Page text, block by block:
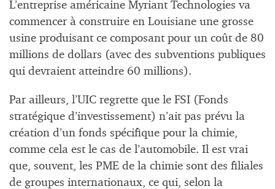
L’entreprise américaine Myriant Technologies va
commencer à construire en Louisiane une grosse
usine produisant ce composant pour un coût de 80
millions de dollars (avec des subventions publiques
qui devraient atteindre 60 millions).
Par ailleurs, l’UIC regrette que le FSI (Fonds
stratégique d’investissement) n’ait pas prévu la
création d’un fonds spécifique pour la chimie,
comme cela est le cas de l’automobile. Il est vrai
que, souvent, les PME de la chimie sont des filiales
de groupes internationaux, ce qui, selon la